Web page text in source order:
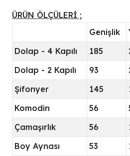
ÜRÜN ÖLÇÜLERİ ;
Genişlik
Dolap - 4 Kapılı
185
Dolap - 2 Kapılı
93
Şifonyer
145
Komodin
56
Çamaşırlık
56
Boy Aynası
53